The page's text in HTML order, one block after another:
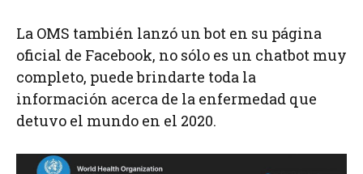
La OMS también lanzó un bot en su página
oficial de Facebook, no sólo es un chatbot muy
completo, puede brindarte toda la
información acerca de la enfermedad que
detuvo el mundo en el 2020.